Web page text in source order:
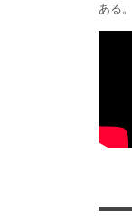
ある。